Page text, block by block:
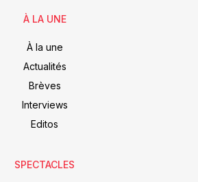
À LA UNE
À la une
Actualités
Brèves
Interviews
Editos
SPECTACLES